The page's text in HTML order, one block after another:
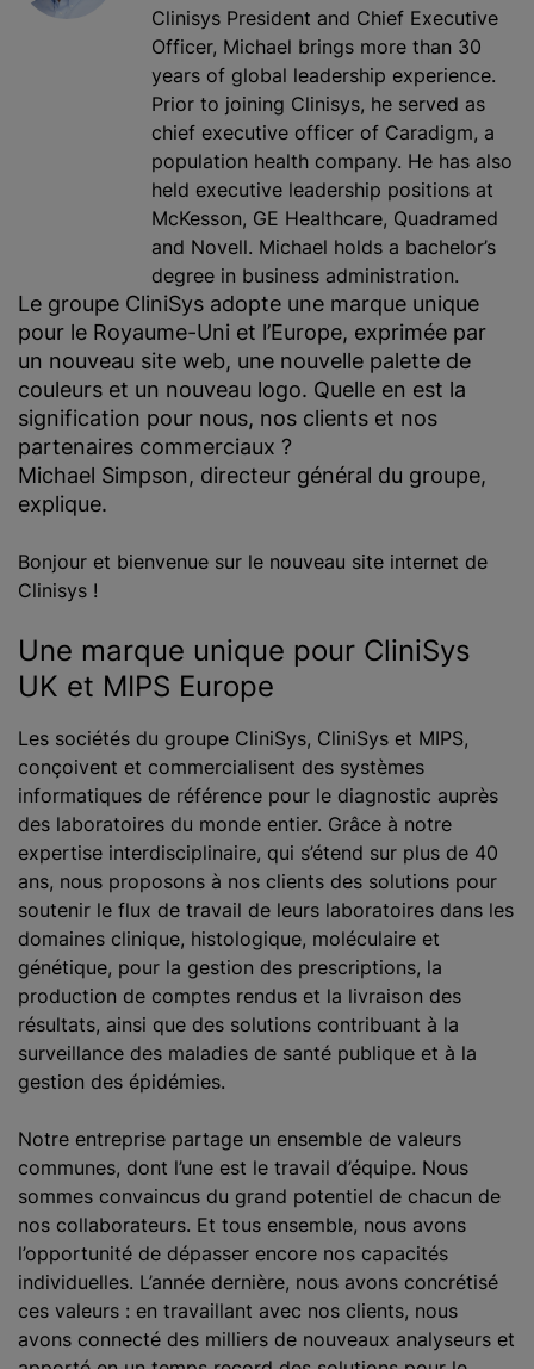
Clinisys President and Chief Executive
Officer, Michael brings more than 30
years of global leadership experience.
Prior to joining Clinisys, he served as
chief executive officer of Caradigm, a
population health company. He has also
held executive leadership positions at
McKesson, GE Healthcare, Quadramed
and Novell. Michael holds a bachelor’s
degree in business administration.
Le groupe CliniSys adopte une marque unique
pour le Royaume-Uni et l’Europe, exprimée par
un nouveau site web, une nouvelle palette de
couleurs et un nouveau logo. Quelle en est la
signification pour nous, nos clients et nos
partenaires commerciaux ?
Michael Simpson, directeur général du groupe,
explique.
Bonjour et bienvenue sur le nouveau site internet de
Clinisys !
Une marque unique pour CliniSys
UK et MIPS Europe
Les sociétés du groupe CliniSys, CliniSys et MIPS,
conçoivent et commercialisent des systèmes
informatiques de référence pour le diagnostic auprès
des laboratoires du monde entier. Grâce à notre
expertise interdisciplinaire, qui s’étend sur plus de 40
ans, nous proposons à nos clients des solutions pour
soutenir le flux de travail de leurs laboratoires dans les
domaines clinique, histologique, moléculaire et
génétique, pour la gestion des prescriptions, la
production de comptes rendus et la livraison des
résultats, ainsi que des solutions contribuant à la
surveillance des maladies de santé publique et à la
gestion des épidémies.
Notre entreprise partage un ensemble de valeurs
communes, dont l’une est le travail d’équipe. Nous
sommes convaincus du grand potentiel de chacun de
nos collaborateurs. Et tous ensemble, nous avons
l’opportunité de dépasser encore nos capacités
individuelles. L’année dernière, nous avons concrétisé
ces valeurs : en travaillant avec nos clients, nous
avons connecté des milliers de nouveaux analyseurs et